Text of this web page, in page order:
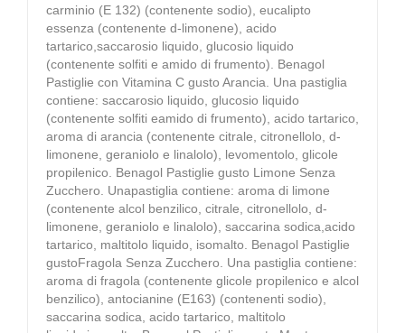
carminio (E 132) (contenente sodio), eucalipto
essenza (contenente d-limonene), acido
tartarico,saccarosio liquido, glucosio liquido
(contenente solfiti e amido di frumento). Benagol
Pastiglie con Vitamina C gusto Arancia. Una pastiglia
contiene: saccarosio liquido, glucosio liquido
(contenente solfiti eamido di frumento), acido tartarico,
aroma di arancia (contenente citrale, citronellolo, d-
limonene, geraniolo e linalolo), levomentolo, glicole
propilenico. Benagol Pastiglie gusto Limone Senza
Zucchero. Unapastiglia contiene: aroma di limone
(contenente alcol benzilico, citrale, citronellolo, d-
limonene, geraniolo e linalolo), saccarina sodica,acido
tartarico, maltitolo liquido, isomalto. Benagol Pastiglie
gustoFragola Senza Zucchero. Una pastiglia contiene:
aroma di fragola (contenente glicole propilenico e alcol
benzilico), antocianine (E163) (contenenti sodio),
saccarina sodica, acido tartarico, maltitolo